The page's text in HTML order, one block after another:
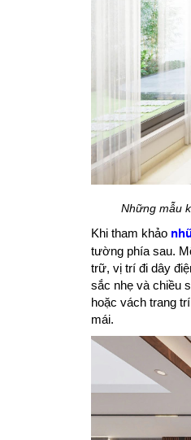
Những mẫu
Khi tham khảo
tường phía sau.
trữ, vị trí đi dây
sắc nhẹ và chiều
hoặc vách trang
mái.